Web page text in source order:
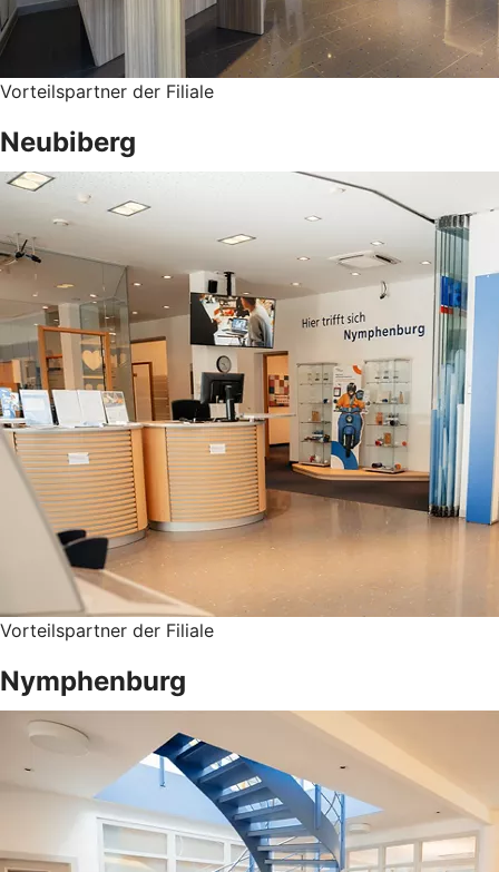
Vorteilspartner der Filiale
Neubiberg
Vorteilspartner der Filiale
Nymphenburg